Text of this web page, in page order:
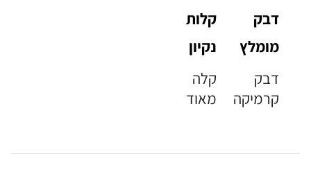
דבק
מומלץ
דבק
קרמיקה
קלות
נקיון
קלה
מאוד